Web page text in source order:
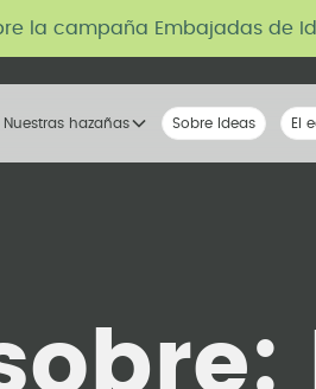
la campaña Embajadas de
Nuestras hazañas Nuestra voz
Sobre Ideas El